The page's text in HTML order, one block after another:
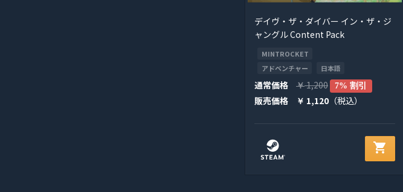
デイヴ・ザ・ダイバー イン・ザ・ジ
ャングル Content Pack
MINTROCKET
アドベンチャー
日本語
通常価格 ￥1,200 7% 割引
販売価格 ￥ 1,120 （税込）
shopping_cart